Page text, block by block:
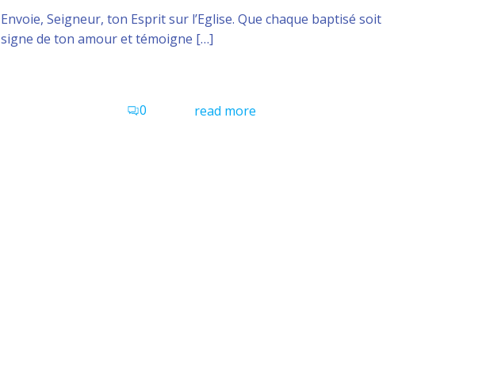
Envoie, Seigneur, ton Esprit sur l’Eglise. Que chaque baptisé soit
signe de ton amour et témoigne […]
0 read more